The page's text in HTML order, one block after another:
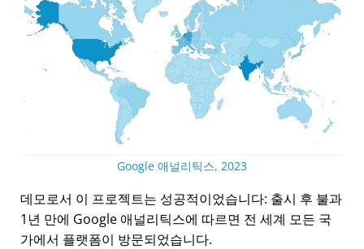
Google 애널리틱스, 2023
데모로서 이 프로젝트는 성공적이었습니다: 출시 후 불과
1년 만에 Google 애널리틱스에 따르면 전 세계 모든 국
가에서 플랫폼이 방문되었습니다.